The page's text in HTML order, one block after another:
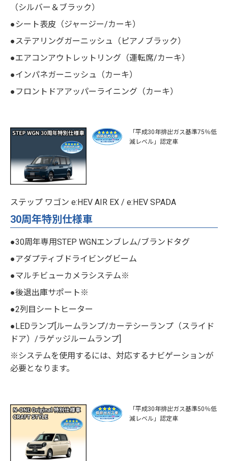
（シルバー＆ブラック）
●シート表皮（ジャージー/カーキ）
●ステアリングガーニッシュ（ピアノブラック）
●エアコンアウトレットリング（運転席/カーキ）
●インパネガーニッシュ（カーキ）
●フロントドアアッパーライニング（カーキ）
「平成30年排出ガス基準75％低
減レベル」認定車
ステップ ワゴン e:HEV AIR EX / e:HEV SPADA
30周年特別仕様車
●30周年専用STEP WGNエンブレム/ブランドタグ
●アダプティブドライビングビーム
●マルチビューカメラシステム※
●後退出庫サポート※
●2列目シートヒーター
●LEDランプ[ルームランプ/カーテシーランプ（スライド
ドア）/ラゲッジルームランプ]
※システムを使用するには、対応するナビゲーションが
必要となります。
「平成30年排出ガス基準50％低
減レベル」認定車